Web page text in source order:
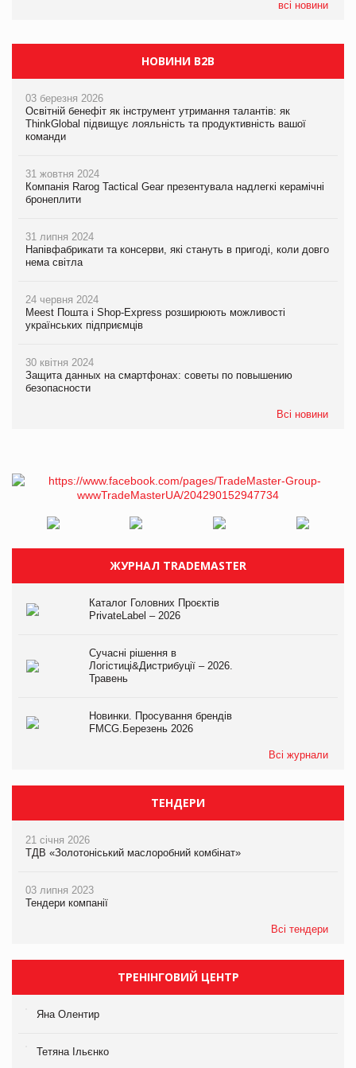
всі новини
НОВИНИ B2B
03 березня 2026
Освітній бенефіт як інструмент утримання талантів: як
ThinkGlobal підвищує лояльність та продуктивність вашої
команди
31 жовтня 2024
Компанія Rarog Tactical Gear презентувала надлегкі керамічні
бронеплити
31 липня 2024
Напівфабрикати та консерви, які стануть в пригоді, коли довго
нема світла
24 червня 2024
Meest Пошта і Shop-Express розширюють можливості
українських підприємців
30 квітня 2024
Защита данных на смартфонах: советы по повышению
безопасности
Всі новини
ЖУРНАЛ TRADEMASTER
Каталог Головних Проєктів
PrivateLabel – 2026
Сучасні рішення в
Логістиці&Дистрибуції – 2026.
Травень
Новинки. Просування брендів
FMCG.Березень 2026
Всі журнали
ТЕНДЕРИ
21 січня 2026
ТДВ «Золотоніський маслоробний комбінат»
03 липня 2023
Тендери компанії
Всі тендери
ТРЕНІНГОВИЙ ЦЕНТР
Яна Олентир
Тетяна Ільєнко